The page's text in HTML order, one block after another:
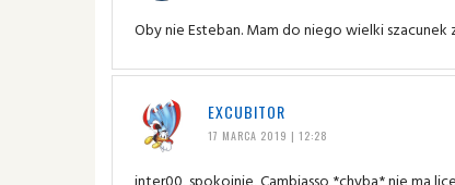
Oby nie Esteban. Mam do niego wielki
EXCUBITOR
17 MARCA 2019 | 12:28
inter00, spokojnie, Cambiasso *chyba* nie ma